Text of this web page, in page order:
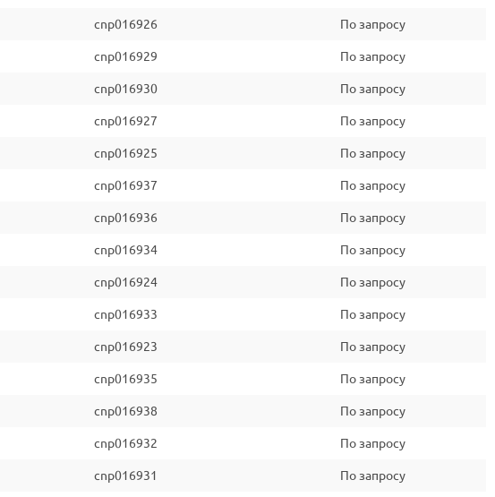
cnp016926 По запросу
cnp016929 По запросу
cnp016930 По запросу
cnp016927 По запросу
cnp016925 По запросу
cnp016937 По запросу
cnp016936 По запросу
cnp016934 По запросу
cnp016924 По запросу
cnp016933 По запросу
cnp016923 По запросу
cnp016935 По запросу
cnp016938 По запросу
cnp016932 По запросу
cnp016931 По запросу